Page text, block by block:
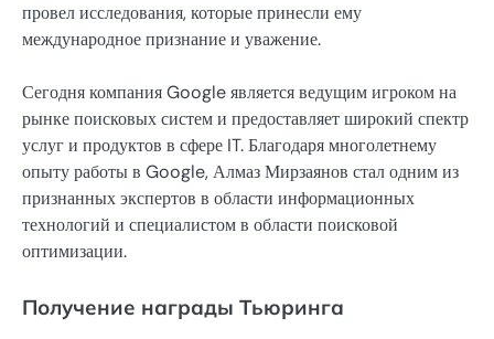
провел исследования, которые принесли ему
международное признание и уважение.
Сегодня компания Google является ведущим игроком на
рынке поисковых систем и предоставляет широкий спектр
услуг и продуктов в сфере IT. Благодаря многолетнему
опыту работы в Google, Алмаз Мирзаянов стал одним из
признанных экспертов в области информационных
технологий и специалистом в области поисковой
оптимизации.
Получение награды Тьюринга